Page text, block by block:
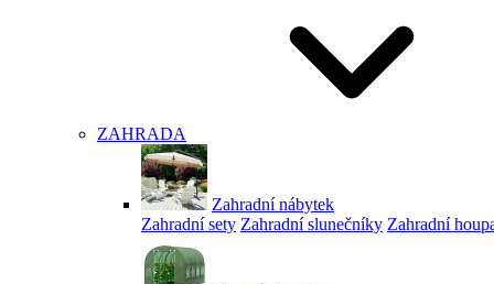
ZAHRADA
Zahradní nábytek
Zahradní sety Zahradní slunečníky Zahradní